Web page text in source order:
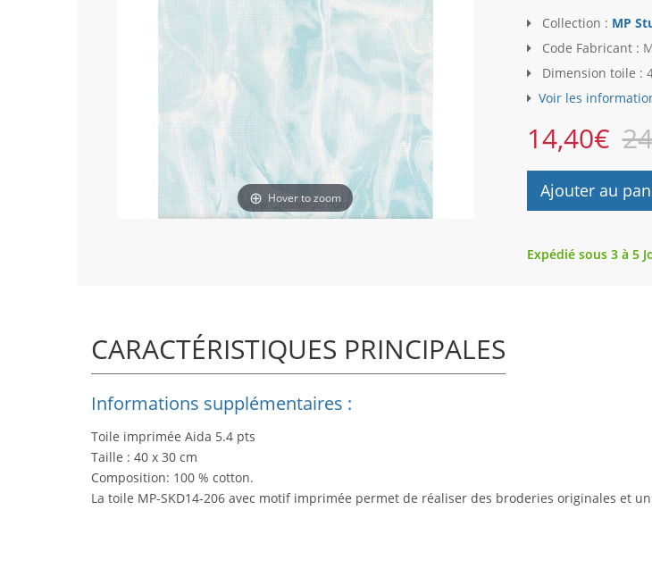
Hover to zoom
Collection : MP
Code Fabricant :
Dimension toile :
Voir les
14,40€
Ajouter au
Expédié sous 3 à 5
CARACTÉRISTIQUES PRINCIPALES
Informations supplémentaires :
Toile imprimée Aida 5.4 pts
Taille : 40 x 30 cm
Composition: 100 % cotton.
La toile MP-SKD14-206 avec motif imprimée permet de réaliser des broderies originales et